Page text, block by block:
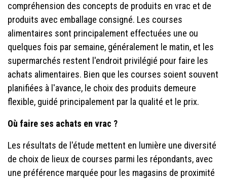
compréhension des concepts de produits en vrac et de
produits avec emballage consigné. Les courses
alimentaires sont principalement effectuées une ou
quelques fois par semaine, généralement le matin, et les
supermarchés restent l'endroit privilégié pour faire les
achats alimentaires. Bien que les courses soient souvent
planifiées à l'avance, le choix des produits demeure
flexible, guidé principalement par la qualité et le prix.
Où faire ses achats en vrac ?
Les résultats de l'étude mettent en lumière une diversité
de choix de lieux de courses parmi les répondants, avec
une préférence marquée pour les magasins de proximité